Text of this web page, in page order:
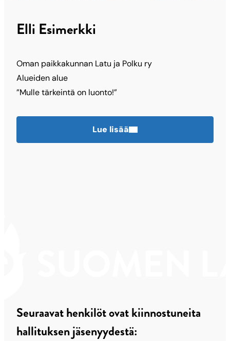
Elli Esimerkki
Oman paikkakunnan Latu ja Polku ry
Alueiden alue
”Mulle tärkeintä on luonto!”
Lue lisää
Seuraavat henkilöt ovat kiinnostuneita
hallituksen jäsenyydestä: